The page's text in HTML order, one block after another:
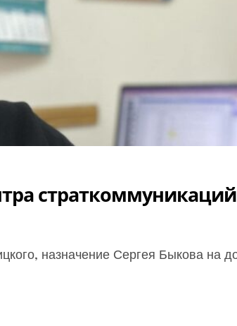
страткоммуникаций